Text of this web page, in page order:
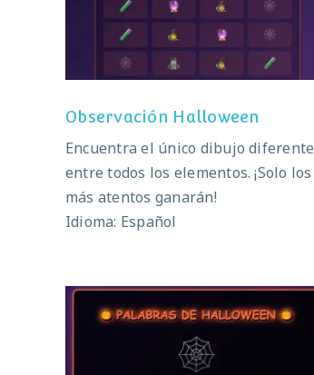
Observación Halloween
Encuentra el único dibujo diferente
entre todos los elementos. ¡Solo los
más atentos ganarán!
Idioma: Español